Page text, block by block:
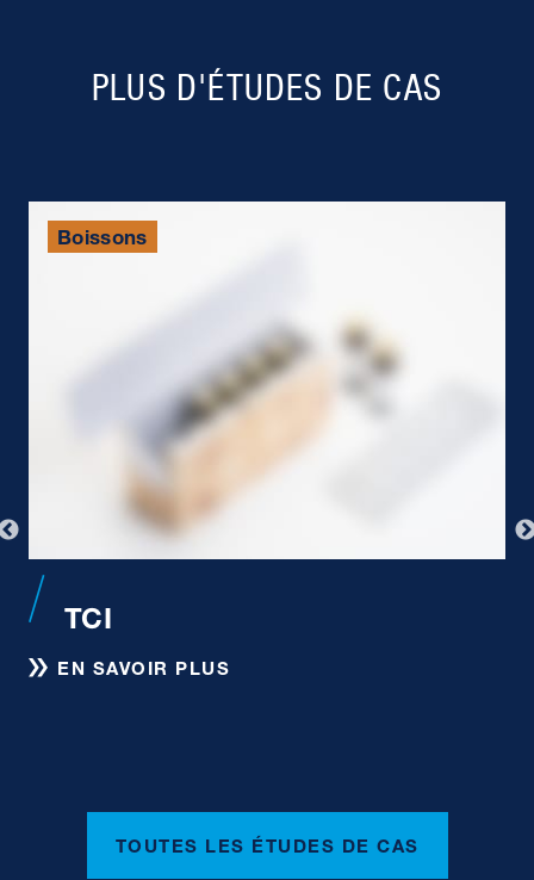
PLUS D'ÉTUDES DE CAS
Boissons
TCI
EN SAVOIR PLUS
TOUTES LES ÉTUDES DE CAS